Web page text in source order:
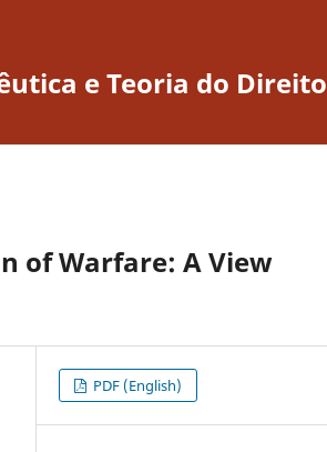
e Teoria do Direito
of Warfare: A View
PDF (English)